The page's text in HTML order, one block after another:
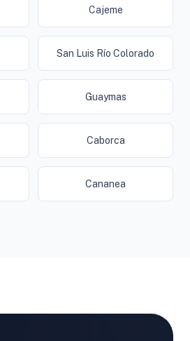
Cajeme
San Luis Río Colorado
Guaymas
Caborca
Cananea